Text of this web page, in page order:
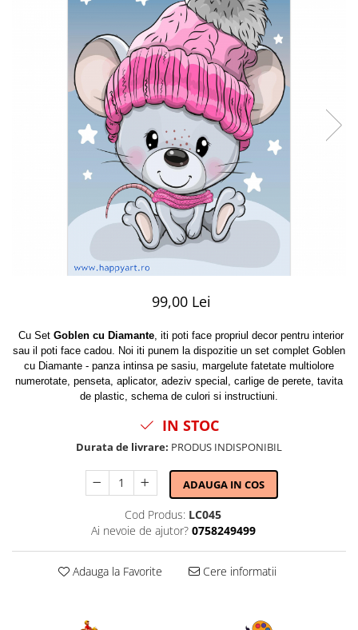
99,00 Lei
Cu Set Goblen cu Diamante, iti poti face propriul decor pentru interior
sau il poti face cadou. Noi iti punem la dispozitie un set complet Goblen
cu Diamante - panza intinsa pe sasiu, margelute fatetate multiolore
numerotate, penseta, aplicator, adeziv special, carlige de perete, tavita
de plastic, schema de culori si instructiuni.
IN STOC
Durata de livrare: PRODUS INDISPONIBIL
ADAUGA IN COS
Cod Produs: LC045
Ai nevoie de ajutor? 0758249499
Adauga la Favorite Cere informatii